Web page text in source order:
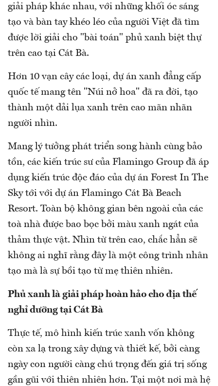
giải pháp khác nhau, với những khối óc sáng
tạo và bàn tay khéo léo của người Việt đã tìm
được lời giải cho "bài toán" phủ xanh biệt thự
trên cao tại Cát Bà.
Hơn 10 vạn cây các loại, dự án xanh đẳng cấp
quốc tế mang tên "Núi nở hoa" đã ra đời, tạo
thành một dải lụa xanh trên cao mãn nhãn
người nhìn.
Mang lý tưởng phát triển song hành cùng bảo
tồn, các kiến trúc sư của Flamingo Group đã áp
dụng kiến trúc độc đáo của dự án Forest In The
Sky tới với dự án Flamingo Cát Bà Beach
Resort. Toàn bộ không gian bên ngoài của các
toà nhà được bao bọc bởi màu xanh ngát của
thảm thực vật. Nhìn từ trên cao, chắc hẳn sẽ
không ai nghĩ rằng đây là một công trình nhân
tạo mà là sự bồi tạo từ mẹ thiên nhiên.
Phủ xanh là giải pháp hoàn hảo cho địa thế
nghỉ dưỡng tại Cát Bà
Thực tế, mô hình kiến trúc xanh vốn không
còn xa lạ trong xây dựng và thiết kế, bởi càng
ngày con người càng chú trọng đến giá trị sống
gần gũi với thiên nhiên hơn. Tại một nơi mà hệ